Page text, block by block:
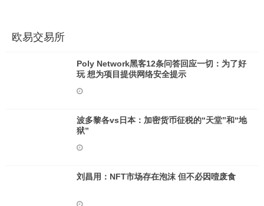
欧易交易所
Poly Network黑客12条问答回应一切：为了好
玩 想为项目提供网络安全提示
​波多黎各vs日本：加密货币征税的“天堂”和“地
狱”
刘昌用：NFT市场存在泡沫 但不必因噎废食